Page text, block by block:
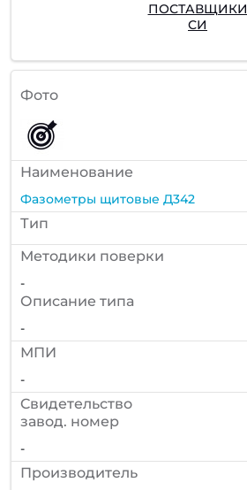
ПОСТАВЩИКИ
СИ
Фото
Наименование
Фазометры щитовые Д342
Тип
Методики поверки
-
Описание типа
-
МПИ
-
Cвидетельство
завод. номер
-
Производитель